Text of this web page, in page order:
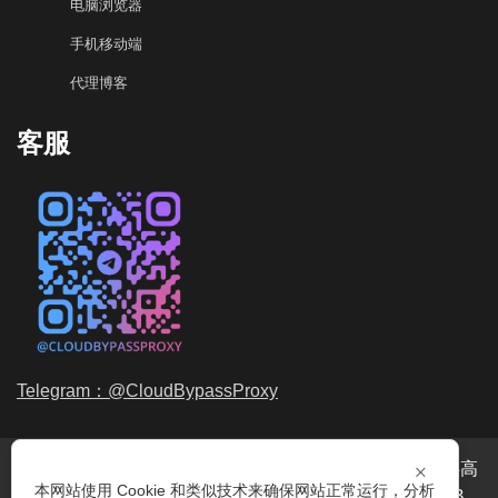
电脑浏览器
手机移动端
代理博客
客服
Telegram：@CloudBypassProxy
代理服务提供商，我们提供高
×
本网站使用 Cookie 和类似技术来确保网站正常运行，分析